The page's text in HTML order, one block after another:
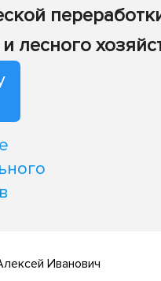
лесного
Иванович